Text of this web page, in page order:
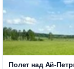
Полет над Ай-